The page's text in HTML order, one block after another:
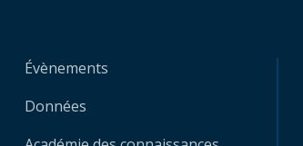
Évènements
Données